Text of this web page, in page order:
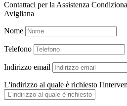
Contattaci per la Assistenza
Avigliana
Nome
Telefono
Indirizzo email
L'indirizzo al quale è richiesto